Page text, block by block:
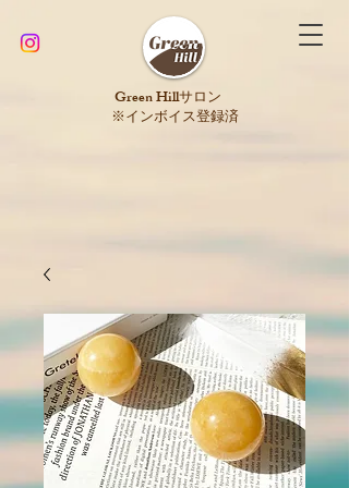
​Green Hillサロン
※インボイス登録済